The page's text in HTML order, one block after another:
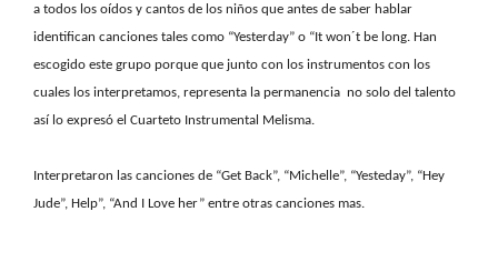
a todos los oídos y cantos de los niños que antes de saber hablar
identifican canciones tales como “Yesterday” o “It won´t be long. Han
escogido este grupo porque que junto con los instrumentos con los
cuales los interpretamos, representa la permanencia no solo del talento
así lo expresó el Cuarteto Instrumental Melisma.
Interpretaron las canciones de “Get Back”, “Michelle”, “Yesteday”, “Hey
Jude”, Help”, “And I Love her” entre otras canciones mas.